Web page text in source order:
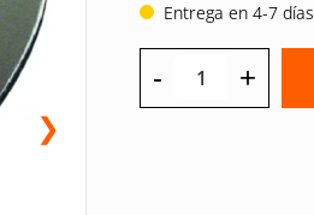
❯
Entrega en 4-7 días
- +